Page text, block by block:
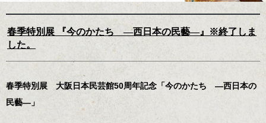
春季特別展 『今のかたち ―西日本の民藝―』※終了しま
した。
春季特別展 大阪日本民芸館50周年記念「今のかたち ―西日本の
民藝―」